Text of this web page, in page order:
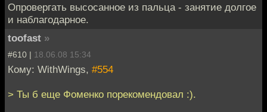
Опровергать высосанное из пальца - занятие долгое
и наблагодарное.
toofast »
#610 | 18.06.08 15:34
Кому: WithWings, #554
> Ты б еще Фоменко порекомендовал :).